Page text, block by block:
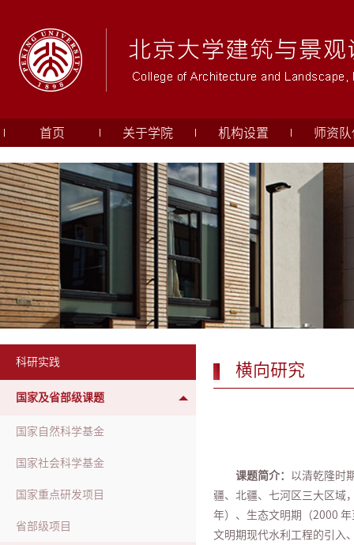
首页 关于学院 机构设置 师资队
科研实践
国家及省部级课题
国家自然科学基金
国家社会科学基金
国家重点研发项目
省部级项目
横向研究
课题简介：
以清乾隆时
疆、北疆、七河区三大区域
年）、生态文明期（2000
文明期现代水利工程的引入